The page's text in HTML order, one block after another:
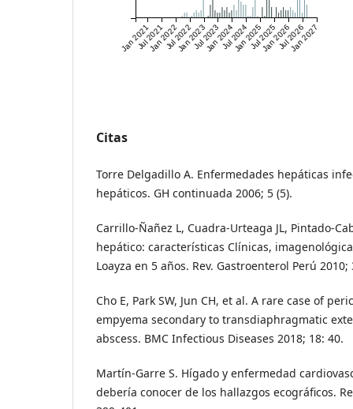
Jan 2021Jul 2021
Jan 2022Jul 2022
Jan 2023Jul 2023
Jan 2024Jul 2024
Jan 2025Jul 2025
Jan 2026Jul 2026
Jan 2027
Citas
Torre Delgadillo A. Enfermedades hepáticas
hepáticos. GH continuada 2006; 5 (5).
Carrillo-Ñañez L, Cuadra-Urteaga JL, Pintado-
hepático: características Clínicas,
Loayza en 5 años. Rev. Gastroenterol Perú 2010;
Cho E, Park SW, Jun CH, et al. A rare case of
empyema secondary to transdiaphragmatic
abscess. BMC Infectious Diseases 2018; 18: 40.
Martín-Garre S. Hígado y enfermedad
debería conocer de los hallazgos ecográficos.